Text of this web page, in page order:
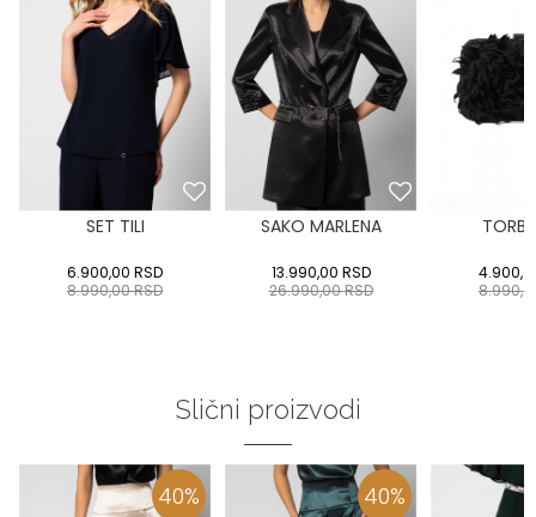
SET TILI
6.900,00 RSD
8.990,00RSD
SAKO MARLENA
13.990,00 RSD
26.990,00RSD
Slični proizvodi
40% 40%